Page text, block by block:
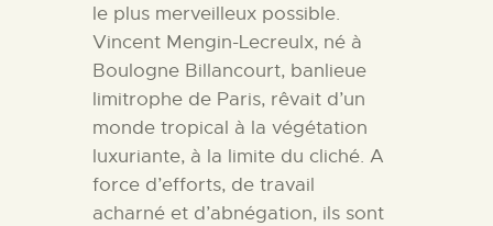
le plus merveilleux possible.
Vincent Mengin-Lecreulx, né à
Boulogne Billancourt, banlieue
limitrophe de Paris, rêvait d’un
monde tropical à la végétation
luxuriante, à la limite du cliché. A
force d’efforts, de travail
acharné et d’abnégation, ils sont